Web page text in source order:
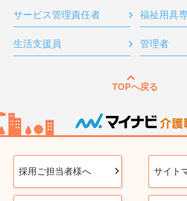
サービス管理責任者 福祉用具
生活支援員 管理者
TOPへ戻る
採用ご担当者様へ サイト